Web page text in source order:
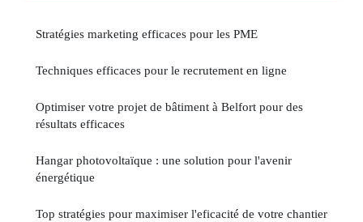
Stratégies marketing efficaces pour les PME
Techniques efficaces pour le recrutement en ligne
Optimiser votre projet de bâtiment à Belfort pour des
résultats efficaces
Hangar photovoltaïque : une solution pour l'avenir
énergétique
Top stratégies pour maximiser l'eficacité de votre chantier